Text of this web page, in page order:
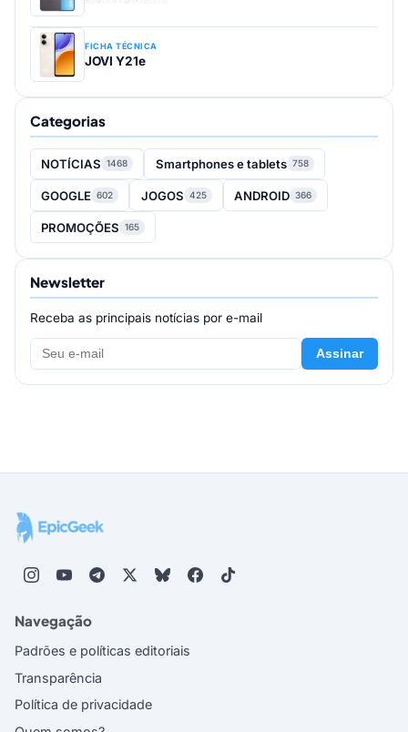
FICHA TÉCNICA
JOVI Y21e
Categorias
NOTÍCIAS 1468 Smartphones e tablets 758
GOOGLE 602 JOGOS 425 ANDROID 366
PROMOÇÕES 165
Newsletter
Receba as principais notícias por e-mail
Assinar
Navegação
Padrões e políticas editoriais
Transparência
Política de privacidade